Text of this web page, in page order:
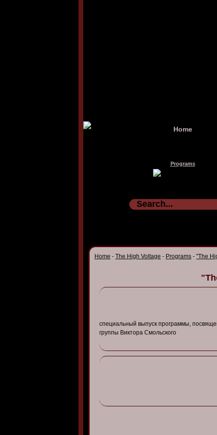
Home
Programs
Home - The High Voltage - Programs - "The
специальный выпуск программы, посв
группы Виктора Смольского